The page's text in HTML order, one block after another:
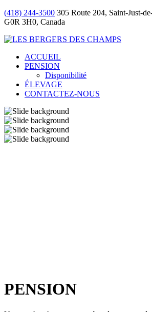
(418) 244-3500 305 Route 204, Saint-Just-
G0R 3H0, Canada
ACCUEIL
PENSION
Disponibilité
ÉLEVAGE
CONTACTEZ-NOUS
PENSION